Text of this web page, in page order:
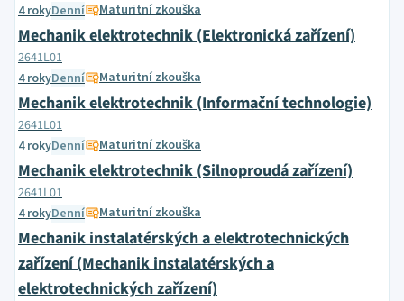
4 rokyDenní Maturitní zkouška
Mechanik elektrotechnik (Elektronická zařízení)
2641L01
4 rokyDenní Maturitní zkouška
Mechanik elektrotechnik (Informační technologie)
2641L01
4 rokyDenní Maturitní zkouška
Mechanik elektrotechnik (Silnoproudá zařízení)
2641L01
4 rokyDenní Maturitní zkouška
Mechanik instalatérských a elektrotechnických
zařízení (Mechanik instalatérských a
elektrotechnických zařízení)